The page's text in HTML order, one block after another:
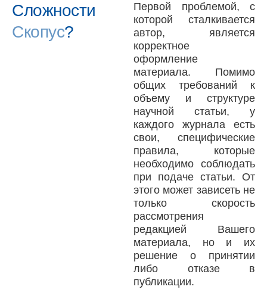
Сложности
Скопус?
Первой проблемой, с
которой сталкивается
автор, является
корректное
оформление
материала. Помимо
общих требований к
объему и структуре
научной статьи, у
каждого журнала есть
свои, специфические
правила, которые
необходимо соблюдать
при подаче статьи. От
этого может зависеть не
только скорость
рассмотрения
редакцией Вашего
материала, но и их
решение о принятии
либо отказе в
публикации.